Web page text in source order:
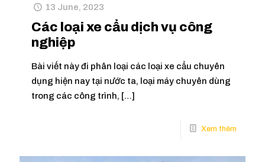
13 June, 2023
Các loại xe cẩu dịch vụ công
nghiệp
Bài viết này đi phân loại các loại xe cẩu chuyên
dụng hiện nay tại nước ta, loại máy chuyên dùng
trong các công trình, […]